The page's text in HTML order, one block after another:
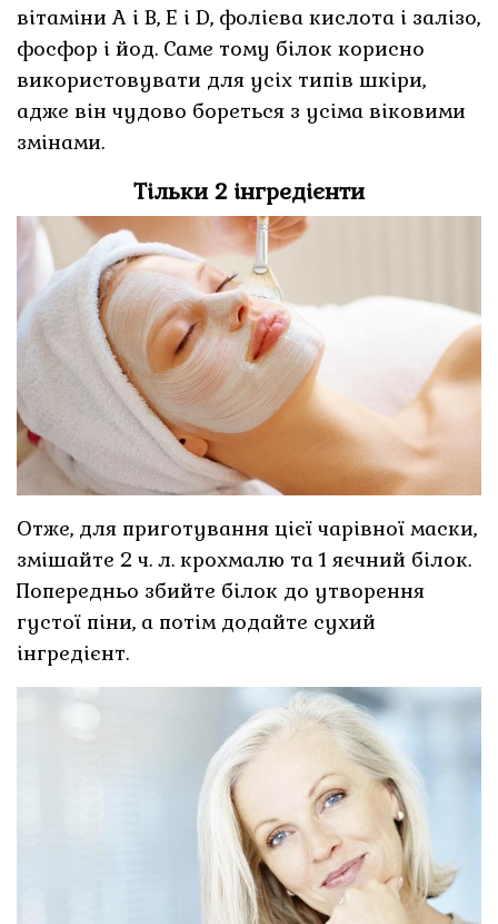
вітаміни А і В, Е і D, фолієва кислота і залізо,
фосфор і йод. Саме тому білок корисно
використовувати для усіх типів шкіри,
адже він чудово бореться з усіма віковими
змінами.
Тільки 2 інгредієнти
Отже, для приготування цієї чарівної маски,
змішайте 2 ч. л. крохмалю та 1 яєчний білок.
Попередньо збийте білок до утворення
густої піни, а потім додайте сухий
інгредієнт.